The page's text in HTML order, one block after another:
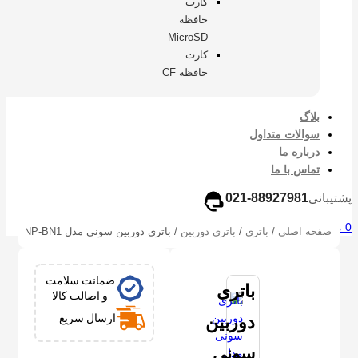
حافظه
MicroSD
کارت
حافظه CF
بلاگ
سوالات متداول
درباره ما
تماس با ما
پشتیبانی021-88927981
0 مورد تومان
صفحه اصلی / باتری / باتری دوربین / باتری دوربین سونی مدل NP-BN1 (اصلی | بدون جعبه)
باتری
دوربین
سونی
ضمانت سلامت
و اصالت کالا
ارسال سریع